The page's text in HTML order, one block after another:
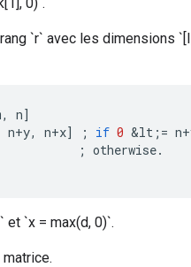
`r` avec les dimensions
, n]
n+y, n+x] ; if 0 &lt ; = n+
; otherwise.
et `x = max(d, 0)`.